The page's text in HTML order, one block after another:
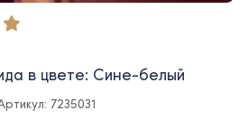
в цвете: Сине-белый
7235031